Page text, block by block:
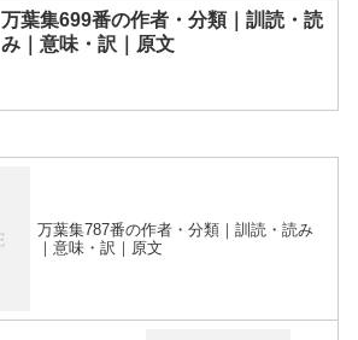
万葉集699番の作者・分類｜訓読・読
み｜意味・訳｜原文
万葉集787番の作者・分類｜訓読・読み
｜意味・訳｜原文